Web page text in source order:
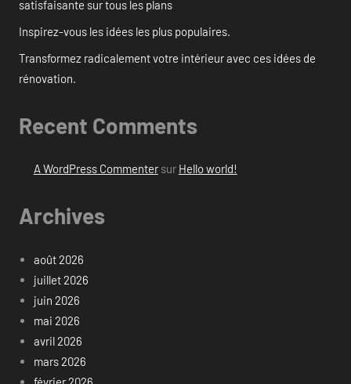
satisfaisante sur tous les plans
Inspirez-vous les idées les plus populaires.
Transformez radicalement votre intérieur avec ces idées de
rénovation.
Recent Comments
A WordPress Commentersur Hello world!
Archives
août 2026
juillet 2026
juin 2026
mai 2026
avril 2026
mars 2026